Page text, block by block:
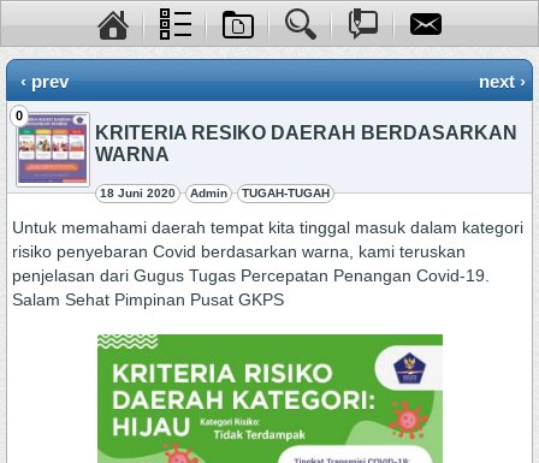
‹ prev next ›
0
KRITERIA RESIKO DAERAH BERDASARKAN
WARNA
18 Juni 2020 Admin TUGAH-TUGAH
Untuk memahami daerah tempat kita tinggal masuk dalam kategori
risiko penyebaran Covid berdasarkan warna, kami teruskan
penjelasan dari Gugus Tugas Percepatan Penangan Covid-19.
Salam Sehat Pimpinan Pusat GKPS